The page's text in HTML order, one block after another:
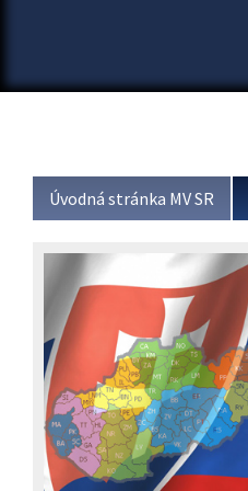
Úvodná stránka MV SR